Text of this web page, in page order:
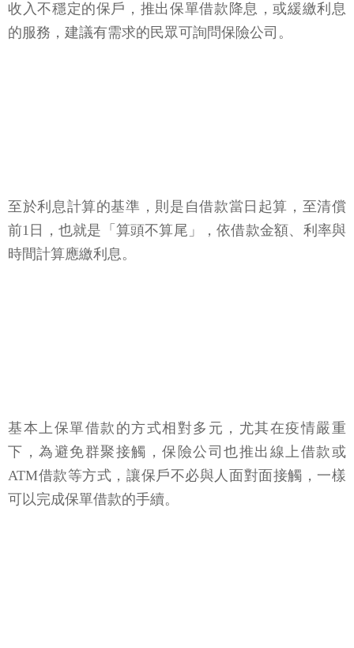
收入不穩定的保戶，推出保單借款降息，或緩繳利息
的服務，建議有需求的民眾可詢問保險公司。
至於利息計算的基準，則是自借款當日起算，至清償
前1日，也就是「算頭不算尾」，依借款金額、利率與
時間計算應繳利息。
基本上保單借款的方式相對多元，尤其在疫情嚴重
下，為避免群聚接觸，保險公司也推出線上借款或
ATM借款等方式，讓保戶不必與人面對面接觸，一樣
可以完成保單借款的手續。